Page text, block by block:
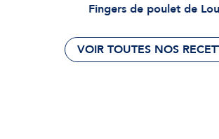
Fingers de poulet de
VOIR TOUTES NOS